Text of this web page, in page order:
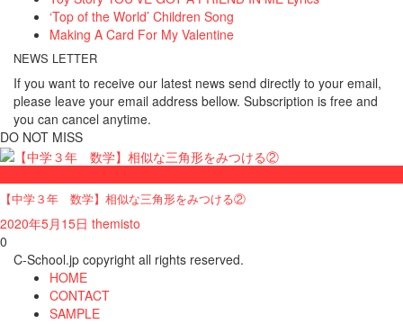
‘Top of the World’ Children Song
Making A Card For My Valentine
NEWS LETTER
If you want to receive our latest news send directly to your email,
please leave your email address bellow. Subscription is free and
you can cancel anytime.
DO NOT MISS
【中学３年 数学】相似な三角形をみつける②
2020年5月15日 themisto
0
C-School.jp copyright all rights reserved.
HOME
CONTACT
SAMPLE